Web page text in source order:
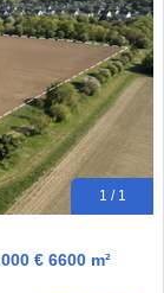
1 / 1
€ 6600 m²